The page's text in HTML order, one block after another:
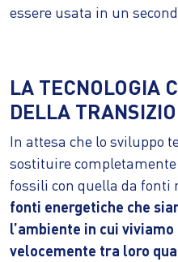
essere usata in un
LA TECNOLOGIA
DELLA
In attesa che lo sviluppo
sostituire
fossili con quella da fonti
fonti energetiche che
l’ambiente in cui
velocemente tra loro